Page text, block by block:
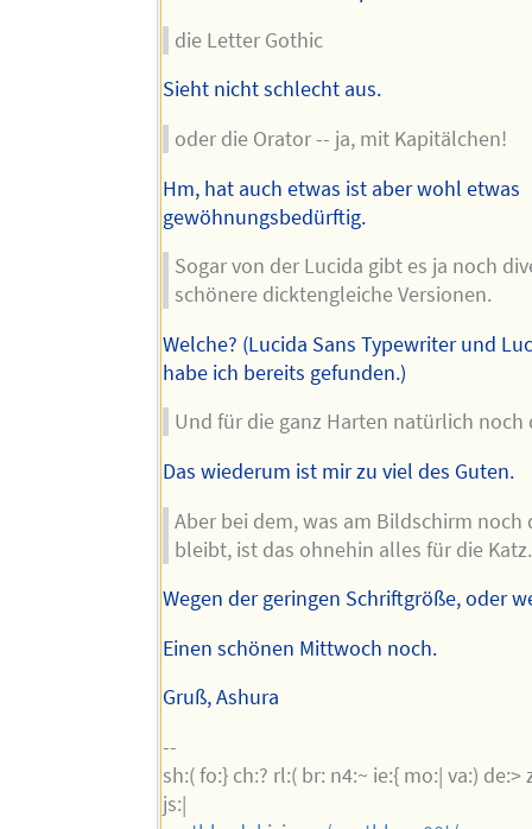
die Letter Gothic
Sieht nicht schlecht aus.
oder die Orator -- ja, mit Kapitälchen!
Hm, hat auch etwas ist aber wohl etwas
gewöhnungsbedürftig.
Sogar von der Lucida gibt es ja noch
schönere dicktengleiche Versionen.
Welche? (Lucida Sans Typewriter und
habe ich bereits gefunden.)
Und für die ganz Harten natürlich noch
Das wiederum ist mir zu viel des Guten.
Aber bei dem, was am Bildschirm noch
bleibt, ist das ohnehin alles für die Katz.
Wegen der geringen Schriftgröße, oder
Einen schönen Mittwoch noch.
Gruß, Ashura
--
sh:( fo:} ch:? rl:( br: n4:~ ie:{ mo:| va:) de:>
js:|